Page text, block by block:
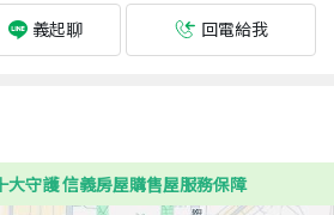
義起聊 回電給我
大守護 信義房屋購售屋服務保障